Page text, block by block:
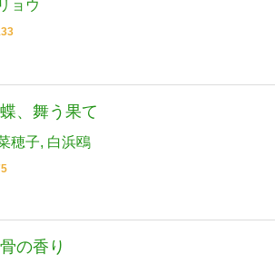
ョウ
、舞う果て
穂子 白浜鴎
の香り